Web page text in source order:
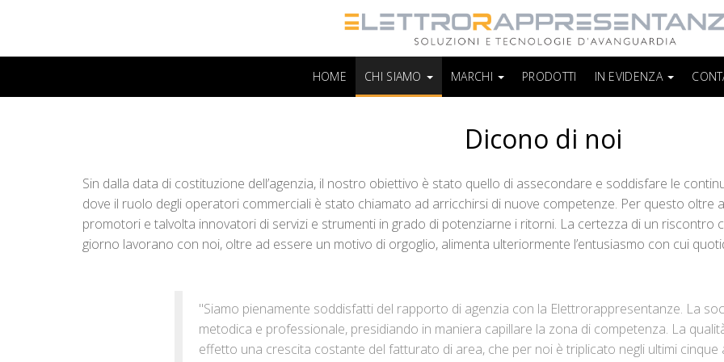
HOME CHI SIAMO MARCHI PRODOTTI IN EVIDENZA
Dicono di noi
Sin dalla data di costituzione dell’agenzia, il nostro obiettivo è stato quello di assecondare e soddisfare le
dove il ruolo degli operatori commerciali è stato chiamato ad arricchirsi di nuove competenze. Per questo oltre
promotori e talvolta innovatori di servizi e strumenti in grado di potenziarne i ritorni. La certezza di un riscontro
giorno lavorano con noi, oltre ad essere un motivo di orgoglio, alimenta ulteriormente l’entusiasmo con cui
"Siamo pienamente soddisfatti del rapporto di agenzia con la Elettrorappresentanze. La
metodica e professionale, presidiando in maniera capillare la zona di competenza. La
effetto una crescita costante del fatturato di area, che per noi è triplicato negli ultimi cinque